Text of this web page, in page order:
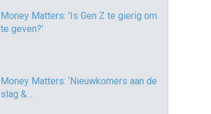
Money Matters: 'Is Gen Z te gierig om
te geven?'
Money Matters: ‘Nieuwkomers aan de
slag &…